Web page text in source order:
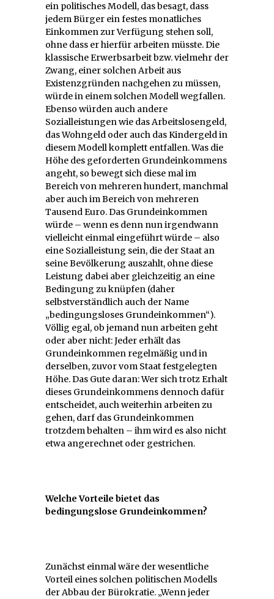
ein politisches Modell, das besagt, dass
jedem Bürger ein festes monatliches
Einkommen zur Verfügung stehen soll,
ohne dass er hierfür arbeiten müsste. Die
klassische Erwerbsarbeit bzw. vielmehr der
Zwang, einer solchen Arbeit aus
Existenzgründen nachgehen zu müssen,
würde in einem solchen Modell wegfallen.
Ebenso würden auch andere
Sozialleistungen wie das Arbeitslosengeld,
das Wohngeld oder auch das Kindergeld in
diesem Modell komplett entfallen. Was die
Höhe des geforderten Grundeinkommens
angeht, so bewegt sich diese mal im
Bereich von mehreren hundert, manchmal
aber auch im Bereich von mehreren
Tausend Euro. Das Grundeinkommen
würde – wenn es denn nun irgendwann
vielleicht einmal eingeführt würde – also
eine Sozialleistung sein, die der Staat an
seine Bevölkerung auszahlt, ohne diese
Leistung dabei aber gleichzeitig an eine
Bedingung zu knüpfen (daher
selbstverständlich auch der Name
„bedingungsloses Grundeinkommen“).
Völlig egal, ob jemand nun arbeiten geht
oder aber nicht: Jeder erhält das
Grundeinkommen regelmäßig und in
derselben, zuvor vom Staat festgelegten
Höhe. Das Gute daran: Wer sich trotz Erhalt
dieses Grundeinkommens dennoch dafür
entscheidet, auch weiterhin arbeiten zu
gehen, darf das Grundeinkommen
trotzdem behalten – ihm wird es also nicht
etwa angerechnet oder gestrichen.
Welche Vorteile bietet das
bedingungslose Grundeinkommen?
Zunächst einmal wäre der wesentliche
Vorteil eines solchen politischen Modells
der Abbau der Bürokratie. „Wenn jeder